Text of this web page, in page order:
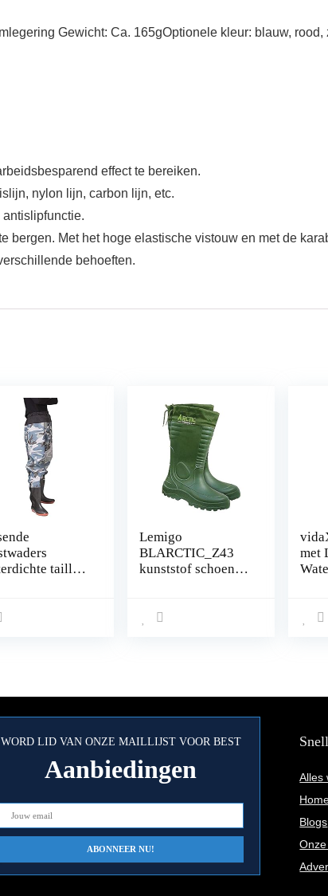
Gewicht: Ca. 165gOptionele kleur: blauw, rood,
effect te bereiken.
nylon lijn, carbon lijn, etc.
bergen. Met het hoge elastische vistouw en met de
behoeften.
taille
Lemigo
BLARCTIC_Z43
kunststof schoenen
met
WORD LID VAN ONZE MAILLIJST VOOR BEST
Aanbiedingen
Alles
Blogs